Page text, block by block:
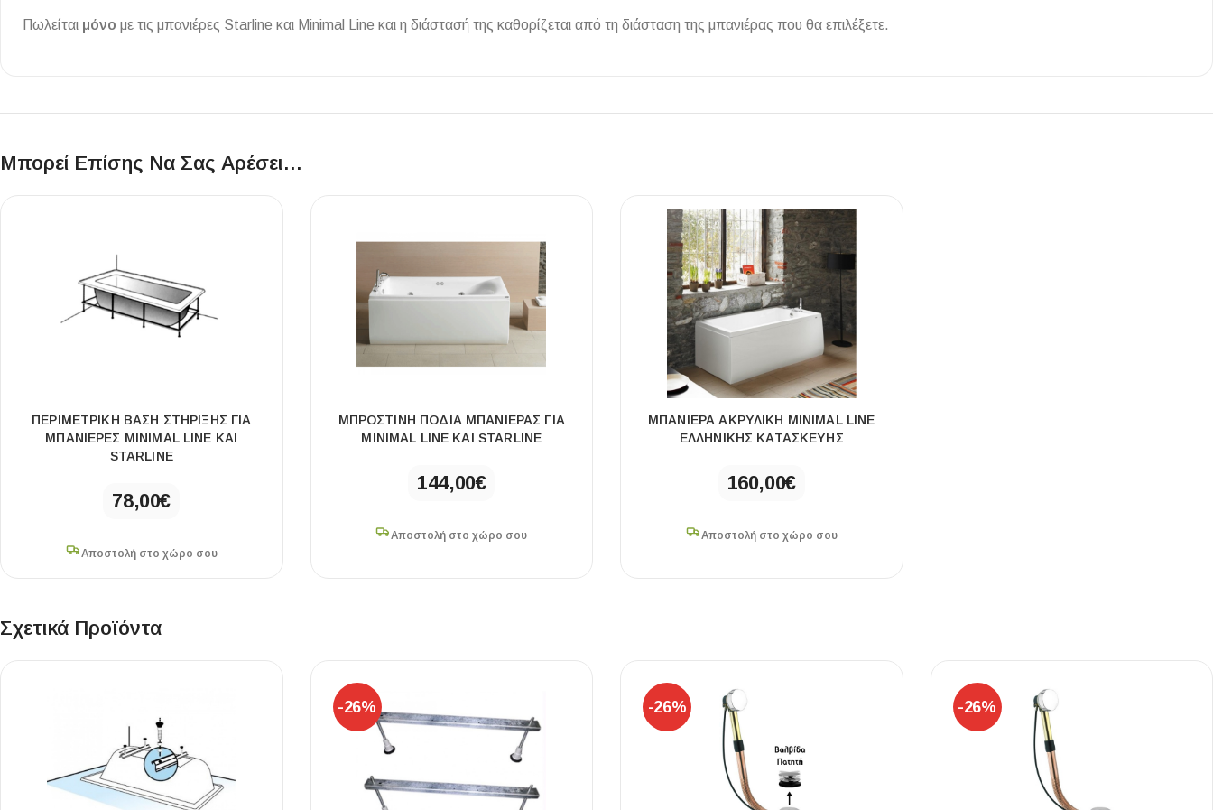
Εξωτερικού Χώρου
Πισίνας
Ψηφίδες
Τσιμέντο
ΠΛΑΚΑΚΙ NIGHT LUX MATT 60X120 ΠΡΩΤΗ
Μοντέρνο μαύρο ματ, μαρμάρινο εφέ, ρεκτιφιέ πλακίδιο πορσελάνης
ΔΕΣ ΤΟ
Πωλείται μόνο με τις μπανιέρες Starline και Minimal Line και η διάστασή της καθορίζεται από τη διάσταση της μπανιέρας που θα επιλέξετε.
Μπορεί Επίσης Να Σας Αρέσει…
ΠΕΡΙΜΕΤΡΙΚΗ ΒΑΣΗ ΣΤΗΡΙΞΗΣ ΓΙΑ
ΜΠΑΝΙΕΡΕΣ MINIMAL LINE ΚΑΙ
STARLINE
78,00€
Αποστολή στο χώρο σου
ΜΠΡΟΣΤΙΝΗ ΠΟΔΙΑ ΜΠΑΝΙΕΡΑΣ ΓΙΑ
MINIMAL LINE ΚΑΙ STARLINE
144,00€
Αποστολή στο χώρο σου
ΜΠΑΝΙΕΡΑ ΑΚΡΥΛΙΚΗ MINIMAL LINE
ΕΛΛΗΝΙΚΗΣ ΚΑΤΑΣΚΕΥΗΣ
160,00€
Αποστολή στο χώρο σου
Σχετικά Προϊόντα
-26% -26% -26%